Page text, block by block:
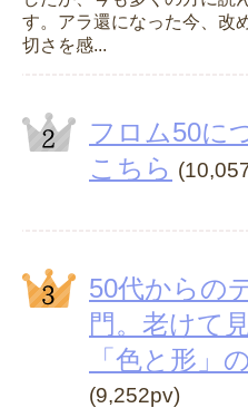
す。アラ還になった今、改
切さを感...
フロム50に
こちら
50代からの
門。老けて
「色と形」
(9,252pv)